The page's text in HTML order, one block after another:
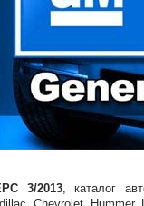
3/2013, каталог